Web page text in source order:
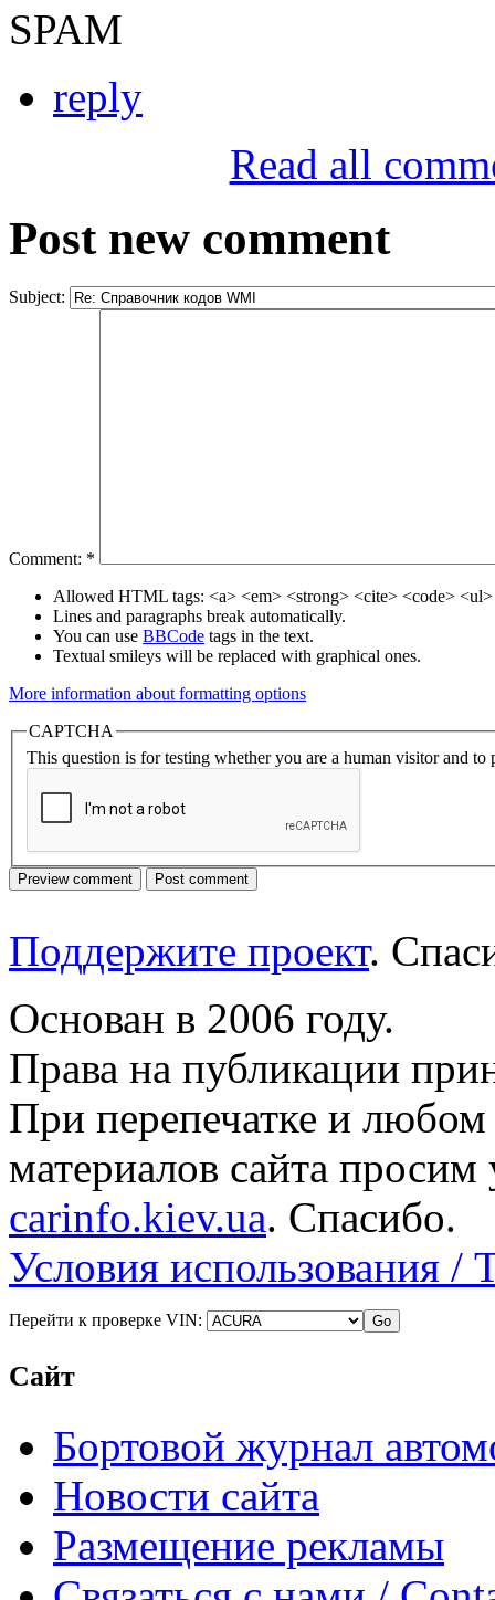
SPAM
reply
Read all
Post new comment
Subject:
Comment: *
Allowed HTML tags: <a> <em> <strong> <cite> <code>
Lines and paragraphs break automatically.
You can use BBCode tags in the text.
Textual smileys will be replaced with graphical ones.
More information about formatting options
CAPTCHA
This question is for testing whether you are a human visitor and to
Поддержите проект.
Основан в 2006 году.
Права на публикации
При перепечатке и
материалов сайта просим
carinfo.kiev.ua. Спасибо.
Условия использования /
Перейти к проверке VIN:
Сайт
Бортовой журнал
Новости сайта
Размещение рекламы